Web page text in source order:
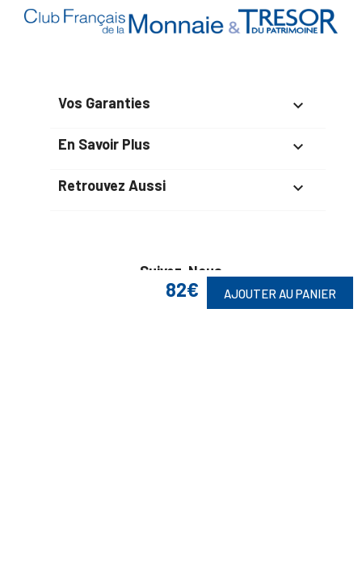
82€ AJOUTER AU PANIER
Vos Garanties 
En Savoir Plus 
Retrouvez Aussi 
Suivez-Nous